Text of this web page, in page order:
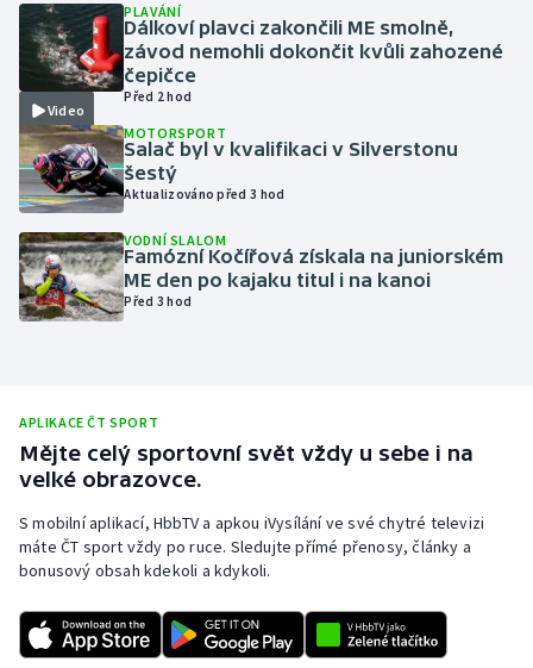
Lyže a snowboard
Moderní pětiboj
Motorsport
Olympijské hry
Parasport
Ragby
Rychlostní kanoistika
Short track
Video
PLAVÁNÍ
Dálkoví plavci zakončili ME smolně,
závod nemohli dokončit kvůli zahozené
čepičce
Před 2 hod
MOTORSPORT
Salač byl v kvalifikaci v Silverstonu
šestý
Aktualizováno před 3 hod
VODNÍ SLALOM
Famózní Kočířová získala na juniorském
ME den po kajaku titul i na kanoi
Před 3 hod
APLIKACE ČT SPORT
Mějte celý sportovní svět vždy u sebe i na
velké obrazovce.
S mobilní aplikací, HbbTV a apkou iVysílání ve své chytré televizi
máte ČT sport vždy po ruce. Sledujte přímé přenosy, články a
bonusový obsah kdekoli a kdykoli.